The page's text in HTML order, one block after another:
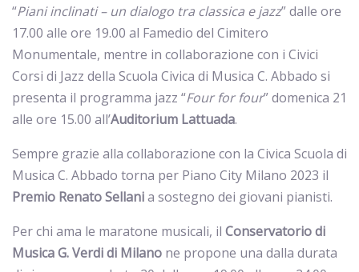
“Piani inclinati – un dialogo tra classica e jazz” dalle ore
17.00 alle ore 19.00 al Famedio del Cimitero
Monumentale, mentre in collaborazione con i Civici
Corsi di Jazz della Scuola Civica di Musica C. Abbado si
presenta il programma jazz “Four for four” domenica 21
alle ore 15.00 all’Auditorium Lattuada.
Sempre grazie alla collaborazione con la Civica Scuola di
Musica C. Abbado torna per Piano City Milano 2023 il
Premio Renato Sellania sostegno dei giovani pianisti.
Per chi ama le maratone musicali, il Conservatorio di
Musica G. Verdi di Milano ne propone una dalla durata